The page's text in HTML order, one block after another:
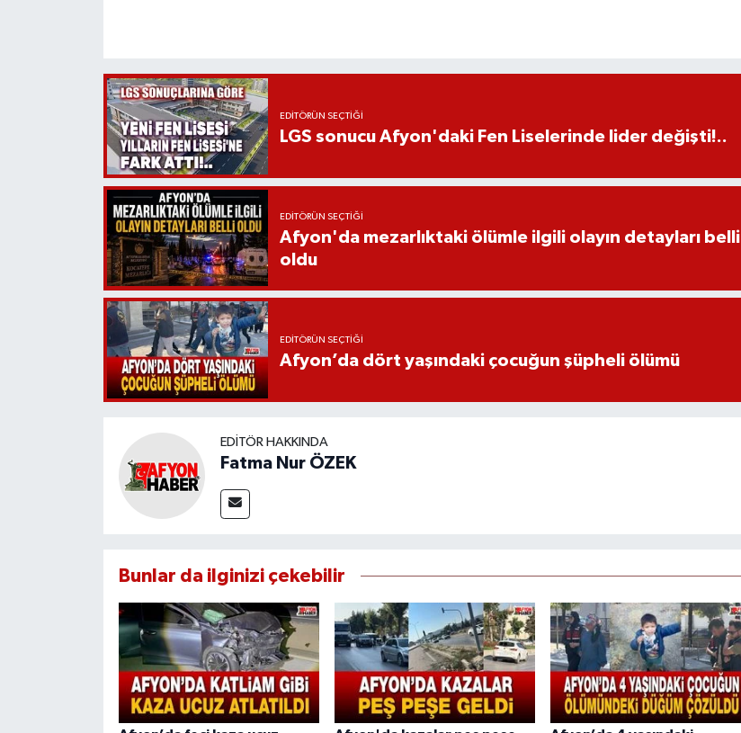
EDITÖRÜN SEÇTIĞI
LGS sonucu Afyon'daki Fen Liselerinde lider değişti!..
EDITÖRÜN SEÇTIĞI
Afyon'da mezarlıktaki ölümle ilgili olayın detayları belli
oldu
EDITÖRÜN SEÇTIĞI
Afyon’da dört yaşındaki çocuğun şüpheli ölümü
EDITÖR HAKKINDA
Fatma Nur ÖZEK
Bunlar da ilginizi çekebilir